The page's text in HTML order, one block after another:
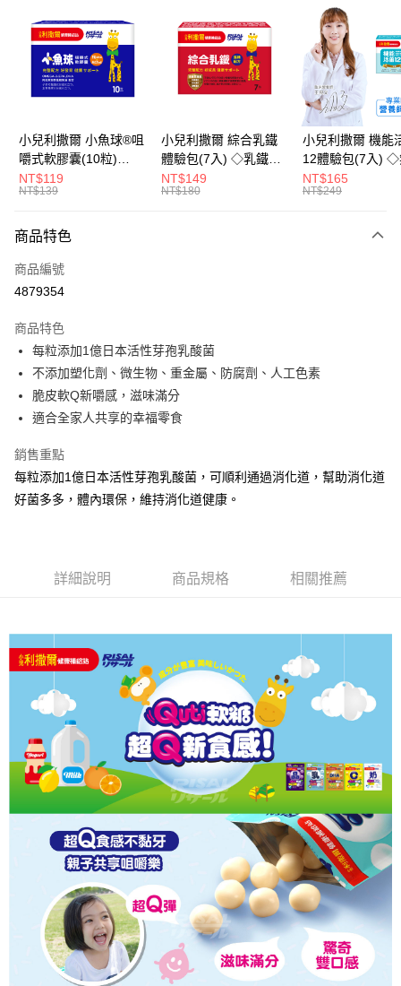
LINE Pay
Apple Pay
街口支付
悠遊付
Google Pay
全盈+PAY
大哥付你分期
【大哥付你分期使用說明】
1.本服務由台灣大哥大提供，台灣大哥大用戶可立即使用無須另外申請。
流程，驗證手機門號後，選擇欲分期的期數、繳款截止日，確認付款後即完
成交易。
3.實際核准額度、可分期數及費用金額請依後續交易確認頁面所載為準。
4.訂單成立30分鐘內，如未前往確認交易或遇審核未通過，訂單將自動取
法說明評估內容。
【繳款方式說明】
醒簡訊。
帳／街口支付／iPASS MONEY」等通路繳費。
2.基於同意付款使用「大哥付你分期」之契約關係目的，商店將以您的個人
AFTEE先享後付
【關於「AFTEE先享後付」】
AFTEE先享後付是「在收到商品之後才付款」的支付方式。 讓您購物簡單
便利好安心！
１．簡單：不需註冊會員、不需綁卡、不需儲值。
２．便利：只要手機號碼，簡訊認證，即可結帳。
３．安心：先確認商品／服務後，再付款。
１．於結帳方式選擇「AFTEE先享後付」後，將跳轉至「AFTEE先享後付」
結帳頁面，進行簡訊認證並確認金額後，即可完成結帳。
３．收到繳費通知簡訊後14天內，點擊此簡訊中的連結，可透過四大超商／
後付繳納相關費用。
※ 交易是否成功請以「AFTEE先享後付 」之結帳頁面顯示為準，若有關於
【注意事項】
１．透過由恩沛科技股份有限公司提供之「AFTEE先享後付」服務完成之交
易，需依本服務之必要範圍內提供個人資料，並將交易相關給付款項請求債
權轉讓予恩沛科技股份有限公司。
２．關於個人資料處理事宜，請瀏覽以下網址：
https://aftee.tw/terms/#terms3
３．未成年的使用者請事先徵得法定代理人或監護人之同意方可使用
「AFTEE先享後付」，若未經同意申辦者引起之損失，本公司不負相關責
任。
４．使用「AFTEE先享後付」時，將依據個別帳號之用戶狀況，依本公司即
時審查核予不同之上限額度；若仍有額度不足之情形，本公司將視審查結果
請求用戶進行身份認證。
５．嚴禁一人註冊多個帳號或使用他人資訊註冊。若發現惡意使用之情形，
恩沛科技股份有限公司將有權停止該用戶之使用額度並採取法律行動。
ATM付款
全家取貨付款
7-11取貨付款
每筆NT$65，滿NT$1,300(含以上)免運費
小兒利撒爾 小魚球®咀
嚼式軟膠囊(10粒)
◇OMEGA-
3(EPA+DHA)+rTG型魚
NT$119
NT$139
小兒利撒爾 綜合乳鐵
體驗包(7入) ◇乳鐵蛋
白+藻精蛋白+DHA藻
油+專利大豆卵磷脂 成
NT$149
NT$180
小兒利撒爾 機能
12體驗包(7入) ◇
糖添加◇
NT$165
NT$249
商品特色
商品編號
4879354
商品特色
每粒添加1億日本活性芽孢乳酸菌
不添加塑化劑、微生物、重金屬、防腐劑、人工色素
脆皮軟Q新嚼感，滋味滿分
適合全家人共享的幸福零食
銷售重點
每粒添加1億日本活性芽孢乳酸菌，可順利通過消化道，幫助消化道
好菌多多，體內環保，維持消化道健康。
詳細說明 商品規格 相關推薦